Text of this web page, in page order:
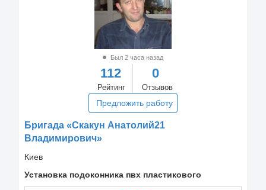
Был 2 часа назад
112
Рейтинг
0
Отзывов
Предложить работу
Бригада «Скакун Анатолий21
Владимирович»
Киев
Установка подоконника пвх пластикового